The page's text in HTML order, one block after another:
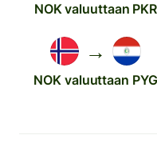
NOK valuuttaan PKR
→
NOK valuuttaan PYG